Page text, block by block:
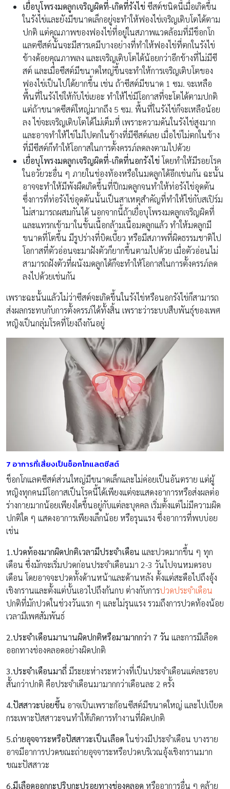
เยื่อบุโพรงมดลูกเจริญผิดที่-เกิดที่รังไข่ ซีสต์ชนิดนี้เมื่อเกิดขึ้น
ในรังไข่และยังมีขนาดเล็กอยู่จะทำให้ฟองไข่เจริญเติบโตได้ตาม
ปกติ แต่คุณภาพของฟองไข่ที่อยู่ในสภาพแวดล้อมที่มีช็อกโก
แลตซีสต์นั้นจะมีสารเคมีบางอย่างที่ทำให้ฟองไข่ที่ตกในรังไข่
ข้างด้อยคุณภาพลง และเจริญเติบโตได้น้อยกว่าอีกข้างที่ไม่มีซี
สต์ และเมื่อซีสต์มีขนาดใหญ่ขึ้นจะทำให้การเจริญเติบโตของ
ฟองไข่เป็นไปได้ยากขึ้น เช่น ถ้าซีสต์มีขนาด 1 ซม. จะเหลือ
พื้นที่ในรังไข่ให้กับไข่เยอะ ทำให้ไข่มีโอกาสที่จะโตได้ตามปกติ
แต่ถ้าขนาดซีสต์ใหญ่มากถึง 5 ซม. พื้นที่ในรังไข่ก็จะเหลือน้อย
ลง ไข่จะเจริญเติบโตได้ไม่เต็มที่ เพราะความดันในรังไข่สูงมาก
และอาจทำให้ไข่ไม่ไปตกในข้างที่มีซีสต์เลย เมื่อไข่ไม่ตกในข้าง
ที่มีซีสต์ก็ทำให้โอกาสในการตั้งครรภ์ลดลงตามไปด้วย
เยื่อบุโพรงมดลูกเจริญผิดที่-เกิดที่นอกรังไข่ โดยทำให้มีรอยโรค
ในอวัยวะอื่น ๆ ภายในช่องท้องหรือในมดลูกได้อีกเช่นกัน ฉะนั้น
อาจจะทำให้มีพังผืดเกิดขึ้นที่ปีกมดลูกจนทำให้ท่อรังไข่อุดตัน
ซึ่งการที่ท่อรังไข่อุดตันนั้นเป็นสาเหตุสำคัญที่ทำให้ไข่กับสเปิร์ม
ไม่สามารถผสมกันได้ นอกจากนี้ถ้าเยื่อบุโพรงมดลูกเจริญผิดที่
และแทรกเข้ามาในชั้นเนื้อกล้ามเนื้อมดลูกแล้ว ทำให้มดลูกมี
ขนาดที่โตขึ้น มีรูปร่างที่บิดเบี้ยว หรือมีสภาพที่ผิดธรรมชาติไป
โอกาสที่ตัวอ่อนจะมาฝังตัวก็ยากขึ้นตามไปด้วย เมื่อตัวอ่อนไม่
สามารถฝังตัวที่ผนังมดลูกได้ก็จะทำให้โอกาสในการตั้งครรภ์ลด
ลงไปด้วยเช่นกัน
เพราะฉะนั้นแล้วไม่ว่าซีสต์จะเกิดขึ้นในรังไข่หรือนอกรังไข่ก็สามารถ
ส่งผลกระทบกับการตั้งครรภ์ได้ทั้งสิ้น เพราะว่าระบบสืบพันธุ์ของเพศ
หญิงเป็นกลุ่มโรคที่โยงถึงกันอยู่
7 อาการที่เสี่ยงเป็นช็อกโกแลตซีสต์
ช็อกโกแลตซีสต์ส่วนใหญ่มีขนาดเล็กและไม่ค่อยเป็นอันตราย แต่ผู้
หญิงทุกคนมีโอกาสเป็นโรคนี้ได้เพียงแต่จะแสดงอาการหรือส่งผลต่อ
ร่างกายมากน้อยเพียงใดขึ้นอยู่กับแต่ละบุคคล เริ่มตั้งแต่ไม่มีความผิด
ปกติใด ๆ แสดงอาการเพียงเล็กน้อย หรือรุนแรง ซึ่งอาการที่พบบ่อย
เช่น
1.ปวดท้องมากผิดปกติเวลามีประจำเดือน และปวดมากขึ้น ๆ ทุก
เดือน ซึ่งมักจะเริ่มปวดก่อนประจำเดือนมา 2-3 วันไปจนหมดรอบ
เดือน โดยอาจจะปวดทั้งด้านหน้าและด้านหลัง ตั้งแต่สะดือไปถึงอุ้ง
เชิงกรานและตั้งแต่บั้นเอวไปถึงก้นกบ ต่างกับการปวดประจำเดือน
ปกติที่มักปวดในช่วงวันแรก ๆ และไม่รุนแรง รวมถึงการปวดท้องน้อย
เวลามีเพศสัมพันธ์
2.ประจำเดือนมานานผิดปกติหรือมามากกว่า 7 วัน และการมีเลือด
ออกทางช่องคลอดอย่างผิดปกติ
3.ประจำเดือนมาถี่ มีระยะห่างระหว่างที่เป็นประจำเดือนแต่ละรอบ
สั้นกว่าปกติ คือประจำเดือนมามากกว่าเดือนละ 2 ครั้ง
4.ปัสสาวะบ่อยขึ้น อาจเป็นเพราะก้อนซีสต์มีขนาดใหญ่ และไปเบียด
กระเพาะปัสสาวะจนทำให้เกิดการทำงานที่ผิดปกติ
5.ถ่ายอุจจาระหรือปัสสาวะเป็นเลือดในช่วงมีประจำเดือน บางราย
อาจมีอาการปวดขณะถ่ายอุจจาระหรือปวดบริเวณอุ้งเชิงกรานมาก
ขณะปัสสาวะ
6.มีเลือดออกกะปริบกะปรอยทางช่องคลอด หรืออาการอื่น ๆ คล้าย